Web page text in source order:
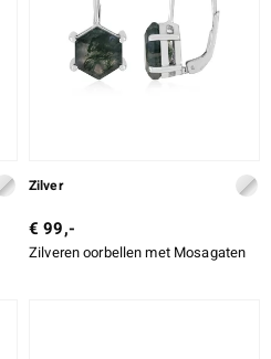
Zilver
€ 99,-
Zilveren oorbellen met Mosagaten